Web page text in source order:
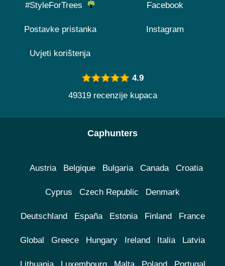
#StyleForTrees
Postavke pristanka
Uvjeti korištenja
Facebook
Instagram
4.9
49319 recenzije kupaca
Caphunters
Austria Belgique Bulgaria Canada Croatia
Cyprus Czech Republic Denmark
Deutschland España Estonia Finland France
Global Greece Hungary Ireland Italia Latvia